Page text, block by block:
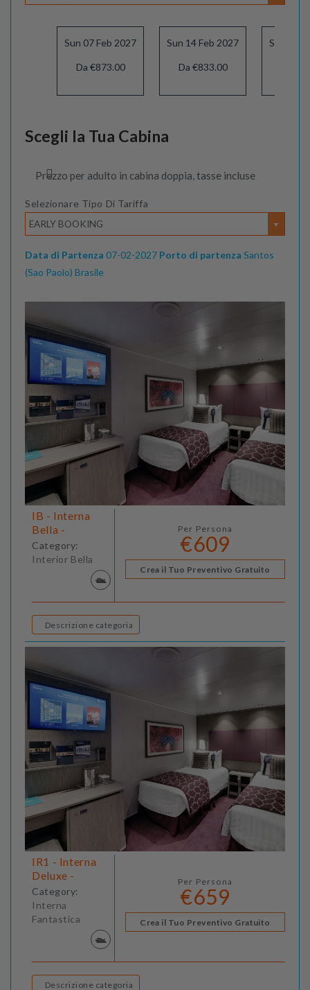
Sun 07 Feb 2027
Da €873.00
Sun 14 Feb 2027
Da €833.00
Sun 21
Scegli la Tua Cabina
Prezzo per adulto in cabina doppia, tasse incluse
Selezionare Tipo Di Tariffa
EARLY BOOKING
Data di Partenza 07-02-2027 Porto di partenza Santos
(Sao Paolo) Brasile
IB - Interna
Bella -
Category:
Interior Bella
Per Persona
€609
Crea il Tuo Preventivo Gratuito
Descrizione categoria
IR1 - Interna
Deluxe -
Category:
Interna
Fantastica
Per Persona
€659
Crea il Tuo Preventivo Gratuito
Descrizione categoria